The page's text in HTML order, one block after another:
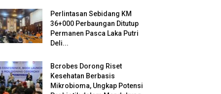
Perlintasan Sebidang KM
36+000 Perbaungan Ditutup
Permanen Pasca Laka Putri
Deli...
Bcrobes Dorong Riset
Kesehatan Berbasis
Mikrobioma, Ungkap Potensi